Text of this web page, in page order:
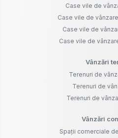
Case vile de
Case vile de
Case vile de
Case vile de
Vânzări
Terenuri de
Terenuri de
Terenuri de
Vânzări
Spații comerciale